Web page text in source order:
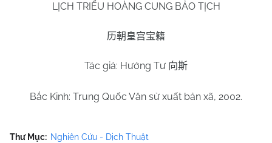
LỊCH TRIỂU HOÀNG CUNG BẢO TỊCH
历朝皇宫宝籍
Tác giả: Hướng Tư 向斯
Bắc Kinh: Trung Quốc Văn sử xuất bản xã, 2002.
Thư Mục: Nghiên Cứu - Dịch Thuật